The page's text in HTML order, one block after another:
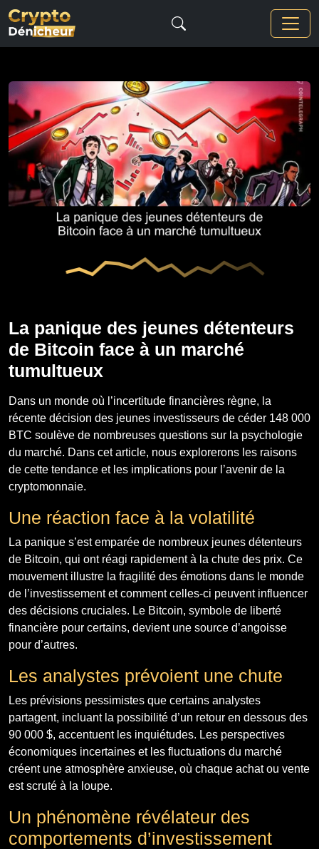
La panique des jeunes détenteurs
de Bitcoin face à un marché
tumultueux
Dans un monde où l’incertitude financières règne, la
récente décision des jeunes investisseurs de céder 148 000
BTC soulève de nombreuses questions sur la psychologie
du marché. Dans cet article, nous explorerons les raisons
de cette tendance et les implications pour l’avenir de la
cryptomonnaie.
Une réaction face à la volatilité
La panique s’est emparée de nombreux jeunes détenteurs
de Bitcoin, qui ont réagi rapidement à la chute des prix. Ce
mouvement illustre la fragilité des émotions dans le monde
de l’investissement et comment celles-ci peuvent influencer
des décisions cruciales. Le Bitcoin, symbole de liberté
financière pour certains, devient une source d’angoisse
pour d’autres.
Les analystes prévoient une chute
Les prévisions pessimistes que certains analystes
partagent, incluant la possibilité d’un retour en dessous des
90 000 $, accentuent les inquiétudes. Les perspectives
économiques incertaines et les fluctuations du marché
créent une atmosphère anxieuse, où chaque achat ou vente
est scruté à la loupe.
Un phénomène révélateur des
comportements d’investissement